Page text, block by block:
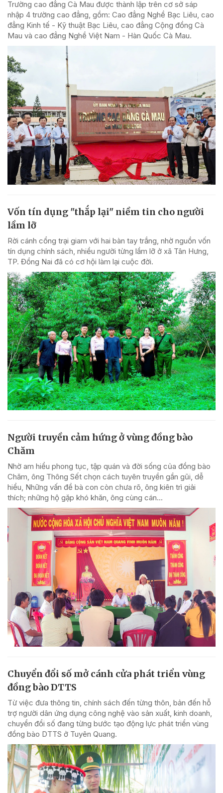
Trường cao đẳng Cà Mau được thành lập trên cơ sở sáp
nhập 4 trường cao đẳng, gồm: Cao đẳng Nghề Bạc Liêu, cao
đẳng Kinh tế - Kỹ thuật Bạc Liêu, cao đẳng Cộng đồng Cà
Mau và cao đẳng Nghề Việt Nam - Hàn Quốc Cà Mau.
Vốn tín dụng "thắp lại" niềm tin cho người
lầm lỡ
Rời cánh cổng trại giam với hai bàn tay trắng, nhờ nguồn vốn
tín dụng chính sách, nhiều người từng lầm lỡ ở xã Tân Hưng,
TP. Đồng Nai đã có cơ hội làm lại cuộc đời.
Người truyền cảm hứng ở vùng đồng bào
Chăm
Nhờ am hiểu phong tục, tập quán và đời sống của đồng bào
Chăm, ông Thông Sết chọn cách tuyên truyền gần gũi, dễ
hiểu, Những vấn đề bà con còn chưa rõ, ông kiên trì giải
thích; những hộ gặp khó khăn, ông cùng cán...
Chuyển đổi số mở cánh cửa phát triển vùng
đồng bào DTTS
Từ việc đưa thông tin, chính sách đến từng thôn, bản đến hỗ
trợ người dân ứng dụng công nghệ vào sản xuất, kinh doanh,
chuyển đổi số đang từng bước tạo động lực phát triển vùng
đồng bào DTTS ở Tuyên Quang.